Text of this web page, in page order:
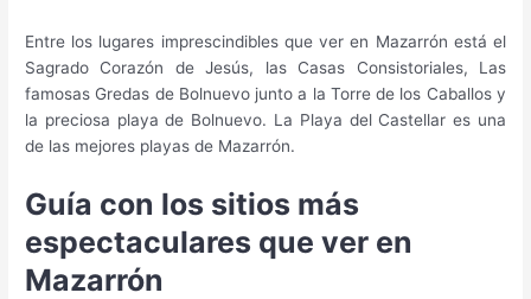
Entre los lugares imprescindibles que ver en Mazarrón está el
Sagrado Corazón de Jesús, las Casas Consistoriales, Las
famosas Gredas de Bolnuevo junto a la Torre de los Caballos y
la preciosa playa de Bolnuevo. La Playa del Castellar es una
de las mejores playas de Mazarrón.
Guía con los sitios más
espectaculares que ver en
Mazarrón